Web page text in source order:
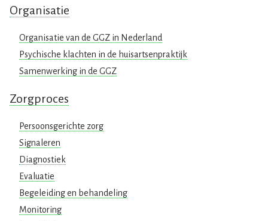
Organisatie
Organisatie van de GGZ in Nederland
Psychische klachten in de huisartsenpraktijk
Samenwerking in de GGZ
Zorgproces
Persoonsgerichte zorg
Signaleren
Diagnostiek
Evaluatie
Begeleiding en behandeling
Monitoring